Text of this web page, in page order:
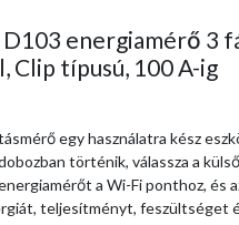
energiamérő 3
Clip típusú, 100 A-ig
egy használatra kész
történik, válassza a
a Wi-Fi ponthoz,
teljesítményt, feszültséget